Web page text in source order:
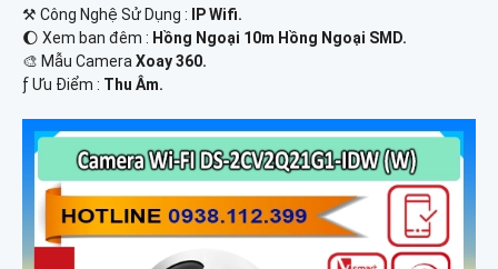
⚒ Công Nghệ Sử Dụng :
IP Wifi.
🌔 Xem ban đêm : Hồng Ngoại 10m Hồng Ngoại SMD.
🎨 Mẫu CameraXoay 360.
️ƒ Ưu Điểm : Thu Âm.